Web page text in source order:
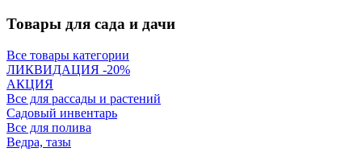
Товары для сада и дачи
Все товары категории
ЛИКВИДАЦИЯ -20%
АКЦИЯ
Все для рассады и растений
Садовый инвентарь
Все для полива
Ведра, тазы